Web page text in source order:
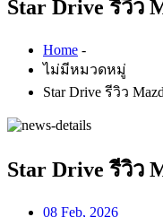
Star Drive รีวิว
Home -
ไม่มีหมวดหมู่
Star Drive รีวิว
Star Drive รีวิว
08 Feb, 2026